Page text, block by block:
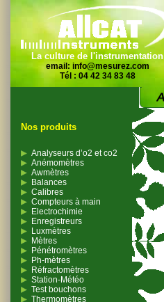
La culture de l'instrumentation
email: info@mesurez.com
Tél : 04 42 34 83 48
Nos produits
Analyseurs d’o2 et co2
Anémomètres
Awmètres
Balances
Calibres
Compteurs à main
Electrochimie
Enregistreurs
Luxmètres
Mètres
Pénétromètres
Ph-mètres
Réfractomètres
Station-Météo
Test bouchons
Thermomètres